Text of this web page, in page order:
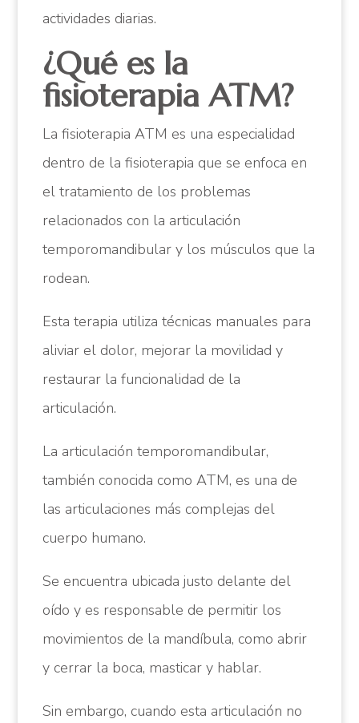
actividades diarias.
¿Qué es la
fisioterapia ATM?
La fisioterapia ATM es una especialidad
dentro de la fisioterapia que se enfoca en
el tratamiento de los problemas
relacionados con la articulación
temporomandibular y los músculos que la
rodean.
Esta terapia utiliza técnicas manuales para
aliviar el dolor, mejorar la movilidad y
restaurar la funcionalidad de la
articulación.
La articulación temporomandibular,
también conocida como ATM, es una de
las articulaciones más complejas del
cuerpo humano.
Se encuentra ubicada justo delante del
oído y es responsable de permitir los
movimientos de la mandíbula, como abrir
y cerrar la boca, masticar y hablar.
Sin embargo, cuando esta articulación no